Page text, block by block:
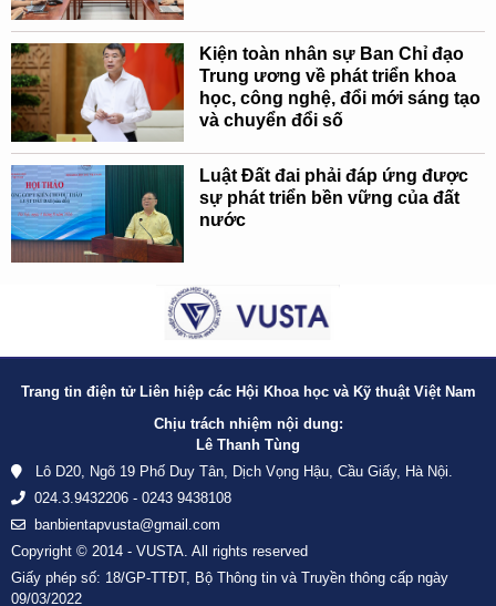
Kiện toàn nhân sự Ban Chỉ đạo
Trung ương về phát triển khoa
học, công nghệ, đổi mới sáng tạo
và chuyển đổi số
Luật Đất đai phải đáp ứng được
sự phát triển bền vững của đất
nước
Trang tin điện tử Liên hiệp các Hội Khoa học và Kỹ thuật Việt Nam
Chịu trách nhiệm nội dung:
Lê Thanh Tùng
Lô D20, Ngõ 19 Phố Duy Tân, Dịch Vọng Hậu, Cầu Giấy, Hà Nội.
024.3.9432206 - 0243 9438108
banbientapvusta@gmail.com
Copyright © 2014 - VUSTA. All rights reserved
Giấy phép số: 18/GP-TTĐT, Bộ Thông tin và Truyền thông cấp ngày
09/03/2022